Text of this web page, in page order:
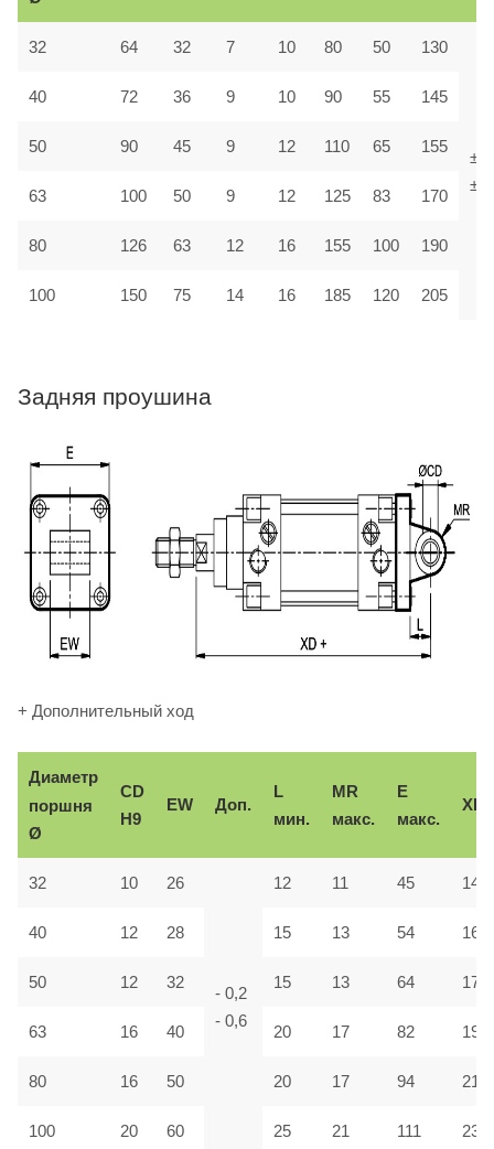
32 64 32 7 10 80 50 130
40 72 36 9 10 90 55 145
50 90 45 9 12 110 65 155
63 100 50 9 12 125 83 170
80 126 63 12 16 155 100 190
100 150 75 14 16 185 120 205
Задняя проушина
+ Дополнительный ход
Диаметр
поршня
Ø
CD
H9
EW Доп.
L
мин.
MR
макс.
E
макс.
XD
32 10 26
- 0,2
- 0,6
12 11 45 142
40 12 28 15 13 54 160
50 12 32 15 13 64 170
63 16 40 20 17 82 190
80 16 50 20 17 94 210
100 20 60 25 21 111 230